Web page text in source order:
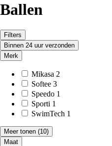
Ballen
Filters
Binnen 24 uur verzonden
Merk
Mikasa 2
Softee 3
Speedo 1
Sporti 1
SwimTech 1
Meer tonen (10)
Maat